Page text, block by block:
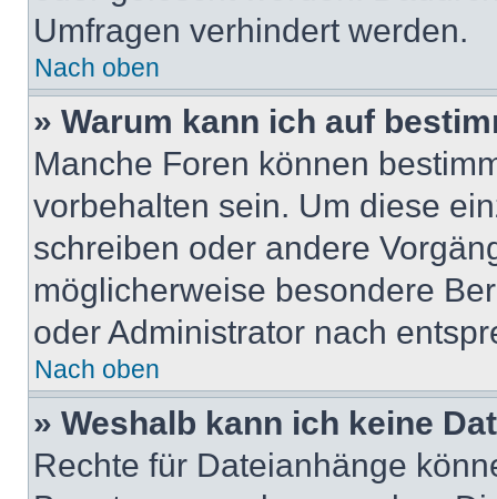
Umfragen verhindert werden.
Nach oben
» Warum kann ich auf
Manche Foren können
vorbehalten sein. Um diese
schreiben oder andere
möglicherweise besondere
oder Administrator nach
Nach oben
» Weshalb kann ich keine
Rechte für Dateianhänge